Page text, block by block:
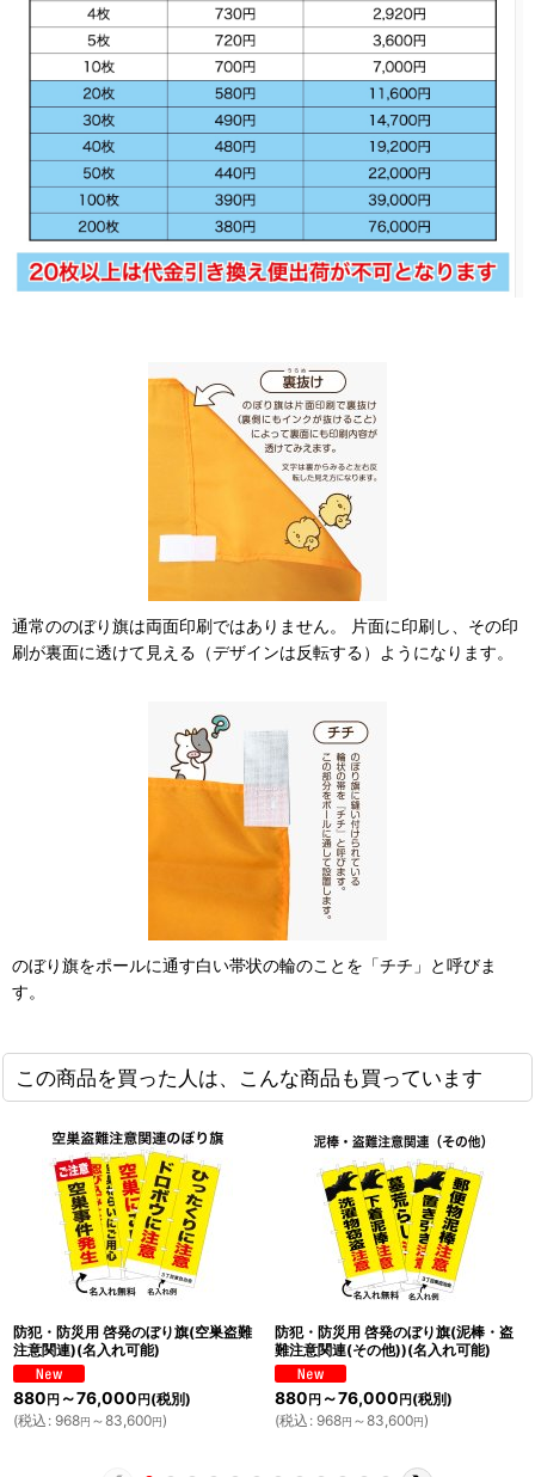
通常ののぼり旗は両面印刷ではありません。 片面に印刷し、その印
刷が裏面に透けて見える（デザインは反転する）ようになります。
のぼり旗をポールに通す白い帯状の輪のことを「チチ」と呼びま
す。
この商品を買った人は、こんな商品も買っています
防犯・防災用 啓発のぼり旗(自転車盗
難注意関連)(名入れ可能)
880 円 ～76,000 円 (税別)
(税込 : 968円 ～83,600円)
防犯・防災用 啓発のぼり旗(泥棒・盗
難注意関連(米))(名入れ可能)
880 円 ～76,000 円 (税別)
(税込 : 968円 ～83,600円)